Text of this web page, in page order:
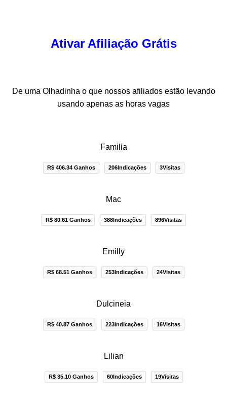
Ativar Afiliação Grátis
De uma Olhadinha o que nossos afiliados estão levando
usando apenas as horas vagas
Familia
R$ 406.34 Ganhos 206Indicações 3Visitas
Mac
R$ 80.61 Ganhos 388Indicações 896Visitas
Emilly
R$ 68.51 Ganhos 253Indicações 24Visitas
Dulcineia
R$ 40.87 Ganhos 223Indicações 16Visitas
Lilian
R$ 35.10 Ganhos 60Indicações 19Visitas